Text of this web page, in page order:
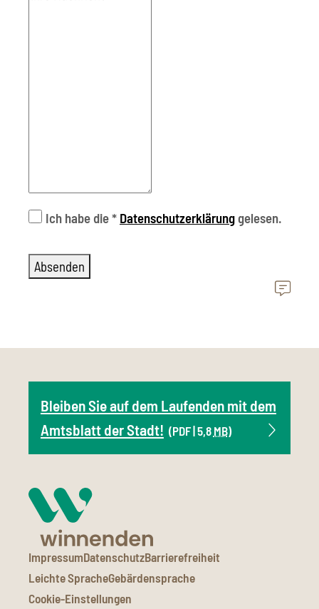
Ich habe die* Datenschutzerklärunggelesen.
Bleiben Sie auf dem Laufenden mit dem
Amtsblatt der Stadt! (PDF | 5,8 MB)
ImpressumDatenschutzBarrierefreiheit
Leichte SpracheGebärdensprache
Cookie-Einstellungen